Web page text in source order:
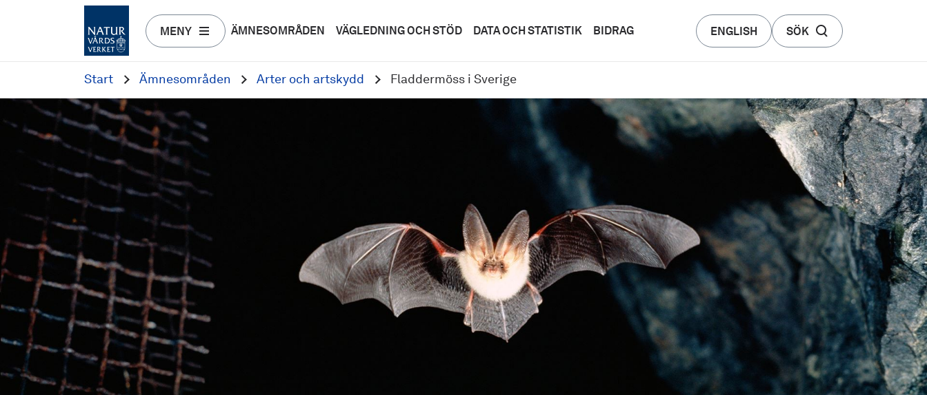
MENY ÄMNESOMRÅDEN VÄGLEDNING OCH STÖD DATA OCH STATISTIK BIDRAG ENGLISH SÖK
Start Ämnesområden Arter och artskydd Fladdermöss i Sverige